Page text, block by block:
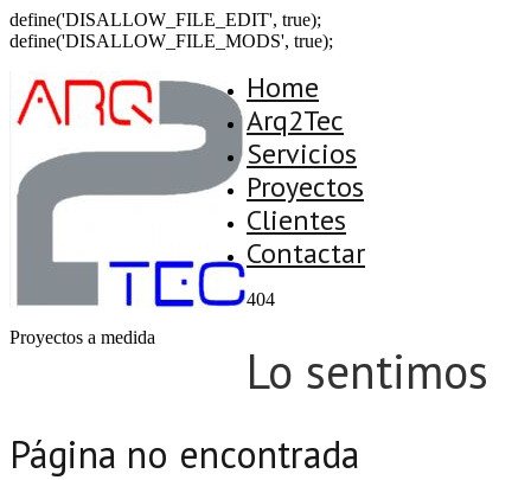
define('DISALLOW_FILE_EDIT', true);
define('DISALLOW_FILE_MODS', true);
Proyectos a medida
Home
Arq2Tec
Servicios
Proyectos
Clientes
Contactar
404
Lo sentimos
Página no encontrada